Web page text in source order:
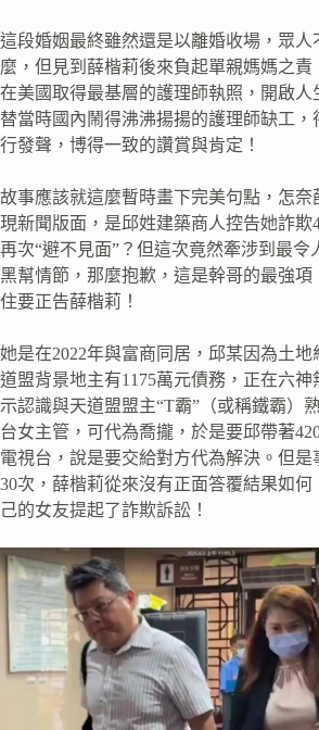
這段婚姻最終雖然還是以離婚收場，眾人
麼，但見到薛楷莉後來負起單親媽媽之責
在美國取得最基層的護理師執照，開啟人
替當時國內鬧得沸沸揚揚的護理師缺工，
行發聲，博得一致的讚賞與肯定！
故事應該就這麼暫時畫下完美句點，怎奈
現新聞版面，是邱姓建築商人控告她詐欺
再次“避不見面”？但這次竟然牽涉到最令
黑幫情節，那麼抱歉，這是幹哥的最強項
住要正告薛楷莉！
她是在2022年與富商同居，邱某因為土地
道盟背景地主有1175萬元債務，正在六神
示認識與天道盟盟主“T霸”（或稱鐵霸）
台女主管，可代為喬攏，於是要邱帶著
電視台，說是要交給對方代為解決。但是
30次，薛楷莉從來沒有正面答覆結果如何
己的女友提起了詐欺訴訟！